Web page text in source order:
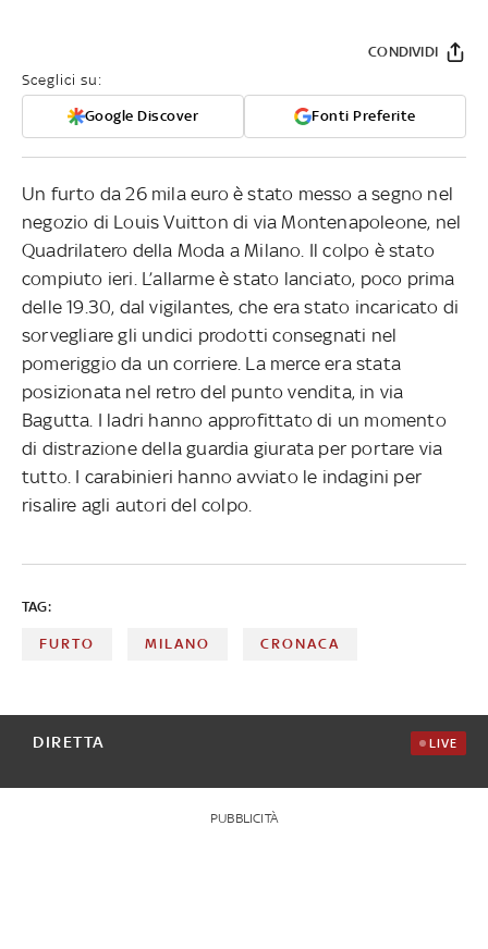
Sceglici su:
Google Discover Fonti Preferite
CONDIVIDI
Un furto da 26 mila euro è stato messo a segno nel
negozio di Louis Vuitton di via Montenapoleone, nel
Quadrilatero della Moda a Milano. Il colpo è stato
compiuto ieri. L’allarme è stato lanciato, poco prima
delle 19.30, dal vigilantes, che era stato incaricato di
sorvegliare gli undici prodotti consegnati nel
pomeriggio da un corriere. La merce era stata
posizionata nel retro del punto vendita, in via
Bagutta. I ladri hanno approfittato di un momento
di distrazione della guardia giurata per portare via
tutto. I carabinieri hanno avviato le indagini per
risalire agli autori del colpo.
TAG:
FURTO MILANO CRONACA
DIRETTA LIVE
PUBBLICITÀ